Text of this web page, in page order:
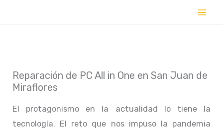
Reparación de PC All in One en San Juan de
Miraflores
El protagonismo en la actualidad lo tiene la
tecnología. El reto que nos impuso la pandemia